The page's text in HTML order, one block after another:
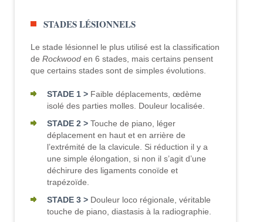
STADES LÉSIONNELS
Le stade lésionnel le plus utilisé est la classification
deRockwood en 6 stades, mais certains pensent
que certains stades sont de simples évolutions.
STADE 1 > Faible déplacements, œdème
isolé des parties molles. Douleur localisée.
STADE 2 > Touche de piano, léger
déplacement en haut et en arrière de
l’extrémité de la clavicule. Si réduction il y a
une simple élongation, si non il s’agit d’une
déchirure des ligaments conoïde et
trapézoïde.
STADE 3 > Douleur loco régionale, véritable
touche de piano, diastasis à la radiographie.